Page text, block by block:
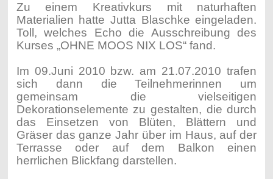
Zu einem Kreativkurs mit naturhaften
Materialien hatte Jutta Blaschke eingeladen.
Toll, welches Echo die Ausschreibung des
Kurses „OHNE MOOS NIX LOS“ fand.
Im 09.Juni 2010 bzw. am 21.07.2010 trafen
sich dann die Teilnehmerinnen um
gemeinsam die vielseitigen
Dekorationselemente zu gestalten, die durch
das Einsetzen von Blüten, Blättern und
Gräser das ganze Jahr über im Haus, auf der
Terrasse oder auf dem Balkon einen
herrlichen Blickfang darstellen.